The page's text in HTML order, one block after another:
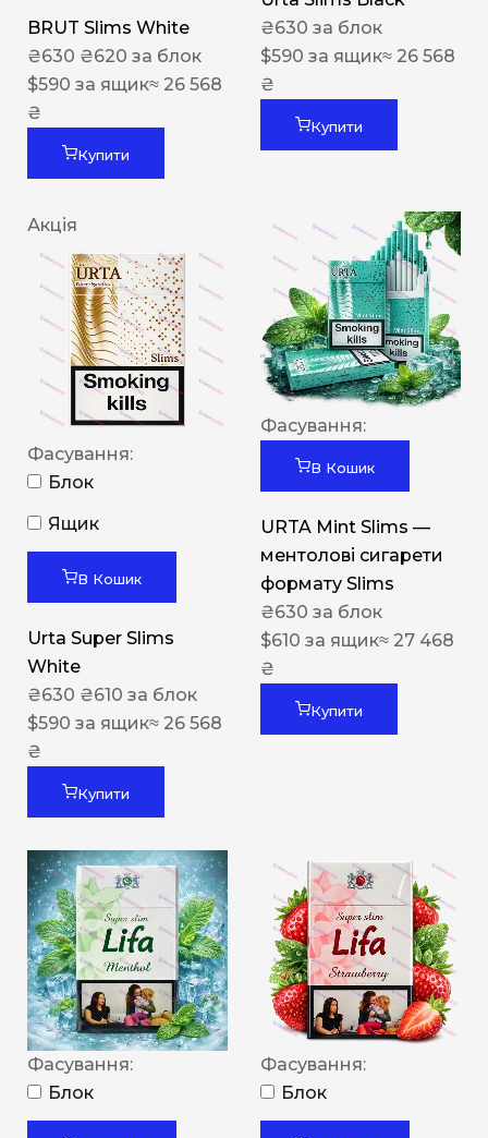
BRUT Slims White
₴630 ₴620 за блок
$590 за ящик≈ 26 568
₴
Купити
₴630 за блок
$590 за ящик≈ 26 568
₴
Купити
Акція
Фасування:
Блок
Ящик
В Кошик
Urta Super Slims
White
₴630 ₴610 за блок
$590 за ящик≈ 26 568
₴
Купити
Фасування:
В Кошик
URTA Mint Slims —
ментолові сигарети
формату Slims
₴630 за блок
$610 за ящик≈ 27 468
₴
Купити
Фасування:
Блок
Фасування:
Блок